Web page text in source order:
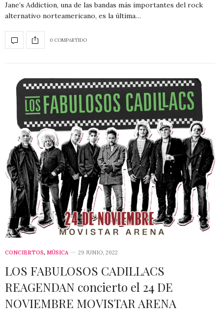
Jane’s Addiction, una de las bandas más importantes del rock
alternativo norteamericano, es la última…
0 COMPARTIDO
CONCIERTOS, MÚSICA 29 JUNIO, 2022
LOS FABULOSOS CADILLACS
REAGENDAN concierto el 24 DE
NOVIEMBRE MOVISTAR ARENA